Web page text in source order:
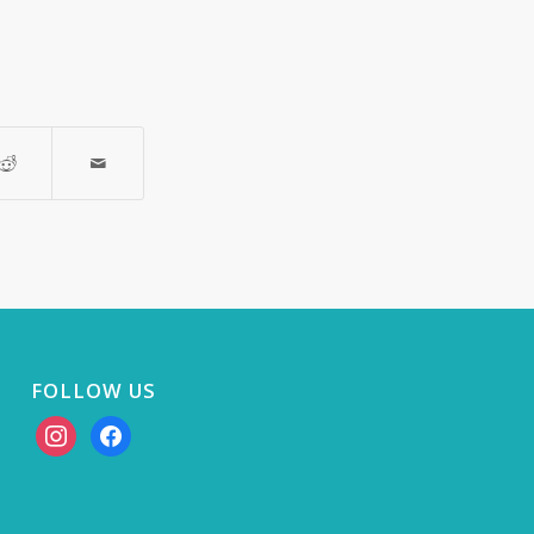
FOLLOW US
instagramfacebook